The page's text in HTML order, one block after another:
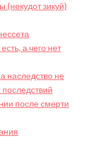
(некудот зикуй)
а чего нет
наследство не
последствий
после смерти